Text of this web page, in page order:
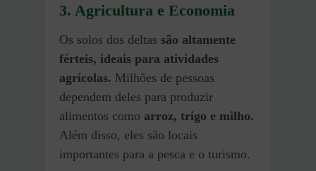
3. Agricultura e Economia
Os solos dos deltas são altamente
férteis, ideais para atividades
agrícolas. Milhões de pessoas
dependem deles para produzir
alimentos como arroz, trigo e milho.
Além disso, eles são locais
importantes para a pesca e o turismo.